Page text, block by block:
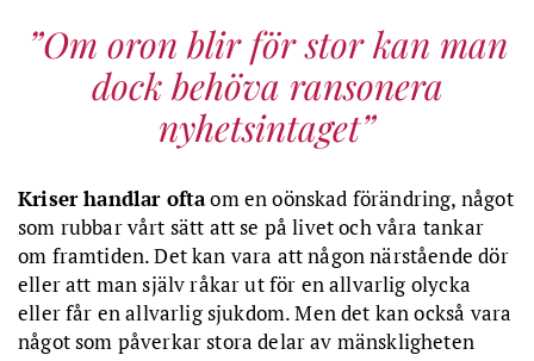
Om oron blir för stor kan man
dock behöva ransonera
nyhetsintaget
Kriser handlar oftaom en oönskad förändring, något
som rubbar vårt sätt att se på livet och våra tankar
om framtiden. Det kan vara att någon närstående dör
eller att man själv råkar ut för en allvarlig olycka
eller får en allvarlig sjukdom. Men det kan också vara
något som påverkar stora delar av mänskligheten